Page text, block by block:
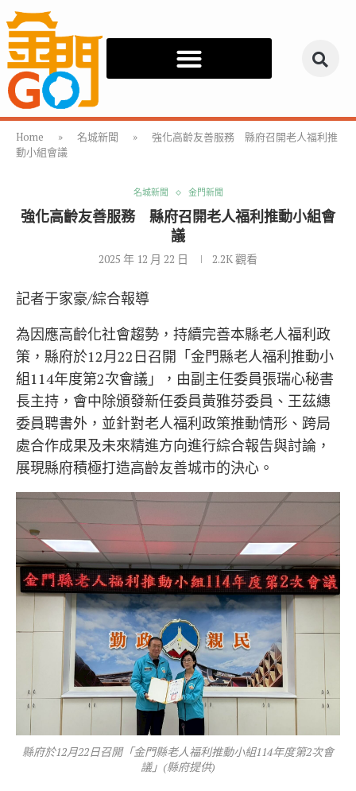
Home » 名城新聞 »
強化高齡友善服務 縣府召開老人福利推
動小組會議
名城新聞 金門新聞
強化高齡友善服務 縣府召開老人福利推動小組會
議
2025 年 12 月 22 日 2.2K觀看
記者于家豪/綜合報導
為因應高齡化社會趨勢，持續完善本縣老人福利政
策，縣府於12月22日召開「金門縣老人福利推動小
組114年度第2次會議」，由副主任委員張瑞心秘書
長主持，會中除頒發新任委員黃雅芬委員、王茲繐
委員聘書外，並針對老人福利政策推動情形、跨局
處合作成果及未來精進方向進行綜合報告與討論，
展現縣府積極打造高齡友善城市的決心。
縣府於12月22日召開「金門縣老人福利推動小組114年度第2次會
議」(縣府提供)